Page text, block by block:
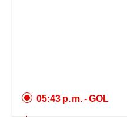
05:43 p. m. - GOL